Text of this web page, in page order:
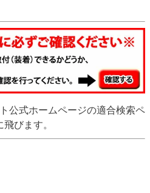
公式ホームページの適合検索ペ
飛びます。